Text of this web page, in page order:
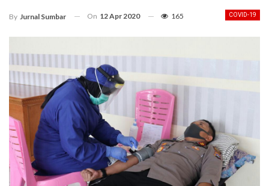
COVID-19
By Jurnal Sumbar On 12 Apr 2020 165